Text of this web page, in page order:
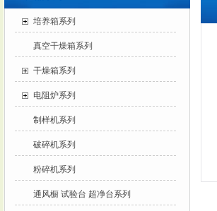
培养箱系列
真空干燥箱系列
干燥箱系列
电阻炉系列
制样机系列
破碎机系列
粉碎机系列
通风橱 试验台 超净台系列